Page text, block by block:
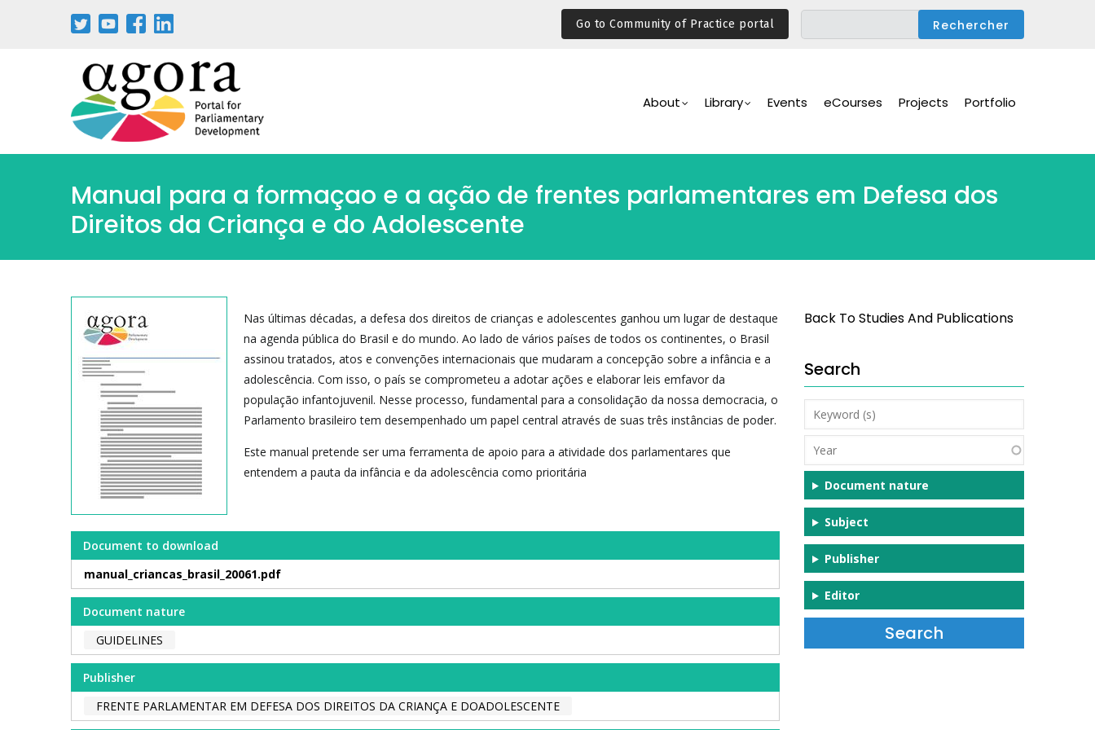
Go to Community of Practice portal
Navigation
About Library Events eCourses Projects Portfolio
Manual para a formaçao e a ação de frentes parlamentares em Defesa dos
Direitos da Criança e do Adolescente
Nas últimas décadas, a defesa dos direitos de crianças e adolescentes ganhou um lugar de destaque
na agenda pública do Brasil e do mundo. Ao lado de vários países de todos os continentes, o Brasil
assinou tratados, atos e convenções internacionais que mudaram a concepção sobre a infância e a
adolescência. Com isso, o país se comprometeu a adotar ações e elaborar leis emfavor da
população infantojuvenil. Nesse processo, fundamental para a consolidação da nossa democracia, o
Parlamento brasileiro tem desempenhado um papel central através de suas três instâncias de poder.
Este manual pretende ser uma ferramenta de apoio para a atividade dos parlamentares que
entendem a pauta da infância e da adolescência como prioritária
Document to download
manual_criancas_brasil_20061.pdf
Document nature
GUIDELINES
Publisher
FRENTE PARLAMENTAR EM DEFESA DOS DIREITOS DA CRIANÇA E DOADOLESCENTE
Back To Studies And Publications
Search
Keyword
(s)
Year
Document nature
Subject
Publisher
Editor